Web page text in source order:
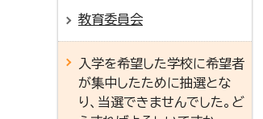
教育委員会
入学を希望した学校に希望者
が集中したために抽選とな
り、当選できませんでした。ど